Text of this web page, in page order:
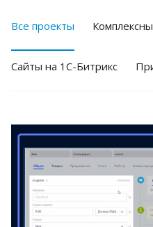
Все проекты
Cайты на 1С-Битрикс
Смотреть